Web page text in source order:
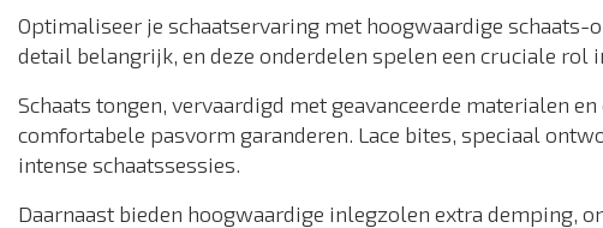
Optimaliseer je schaatservaring met hoogwaardige
detail belangrijk, en deze onderdelen spelen een cruciale rol
Schaats tongen, vervaardigd met geavanceerde materialen
comfortabele pasvorm garanderen. Lace bites, speciaal
intense schaatssessies.
Daarnaast bieden hoogwaardige inlegzolen extra demping,